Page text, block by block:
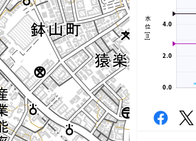
0.0
2.0
4.0
水位[m]